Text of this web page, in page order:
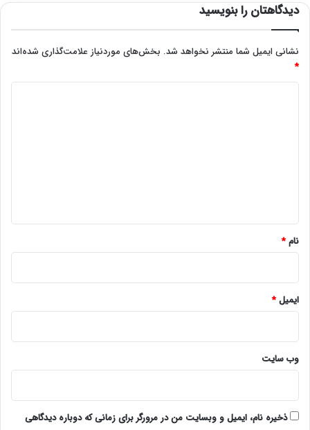
دیدگاهتان را بنویسید
نشانی ایمیل شما منتشر نخواهد شد. بخش‌های موردنیاز علامت‌گذاری شده‌اند
*
نام*
ایمیل*
وب‌ سایت
ذخیره نام، ایمیل و وبسایت من در مرورگر برای زمانی که دوباره دیدگاهی